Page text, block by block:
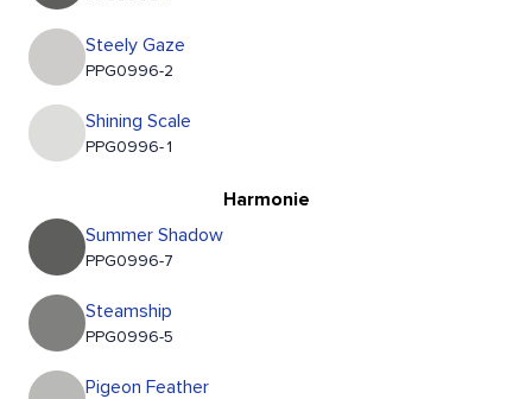
Steely Gaze
PPG0996-2
Shining Scale
PPG0996-1
Harmonie
Summer Shadow
PPG0996-7
Steamship
PPG0996-5
Pigeon Feather